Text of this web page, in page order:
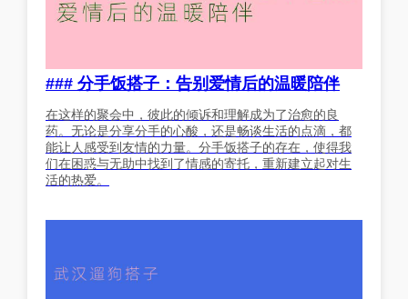
### 分手饭搭子：告别爱情后的温暖陪伴
在这样的聚会中，彼此的倾诉和理解成为了治愈的良
药。无论是分享分手的心酸，还是畅谈生活的点滴，都
能让人感受到友情的力量。分手饭搭子的存在，使得我
们在困惑与无助中找到了情感的寄托，重新建立起对生
活的热爱。